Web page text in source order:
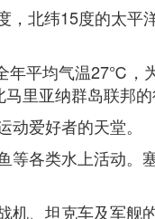
北纬15度的太平
年平均气温27℃，
里亚纳群岛联邦
爱好者的天堂。
各类水上活动。
、坦克车及军舰